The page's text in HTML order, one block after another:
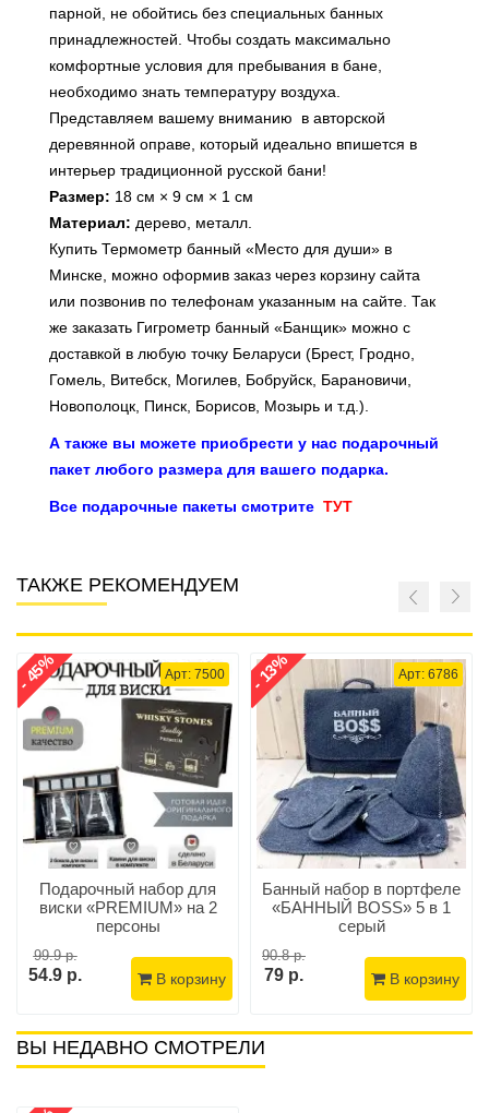
парной, не обойтись без специальных банных
принадлежностей. Чтобы создать максимально
комфортные условия для пребывания в бане,
необходимо знать температуру воздуха.
Представляем вашему вниманию в авторской
деревянной оправе, который идеально впишется в
интерьер традиционной русской бани!
Размер: 18 см × 9 см × 1 см
Материал: дерево, металл.
Купить Термометр банный «Место для души» в
Минске, можно оформив заказ через корзину сайта
или позвонив по телефонам указанным на сайте. Так
же заказать Гигрометр банный «Банщик» можно с
доставкой в любую точку Беларуси (Брест, Гродно,
Гомель, Витебск, Могилев, Бобруйск, Барановичи,
Новополоцк, Пинск, Борисов, Мозырь и т.д.).
А также вы можете приобрести у нас подарочный
пакет любого размера для вашего подарка.
Все подарочные пакеты смотрите ТУТ
ТАКЖЕ РЕКОМЕНДУЕМ
Арт: 7500
Подарочный набор для
виски «PREMIUM» на 2
персоны
99.9 р.
54.9 р.
- 45%
В корзину
Арт: 6786
Банный набор в портфеле
«БАННЫЙ BOSS» 5 в 1
серый
90.8 р.
79 р.
- 13%
В корзину
ВЫ НЕДАВНО СМОТРЕЛИ